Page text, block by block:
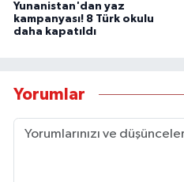
Yunanistan'dan yaz
kampanyası! 8 Türk okulu
daha kapatıldı
Yorumlar